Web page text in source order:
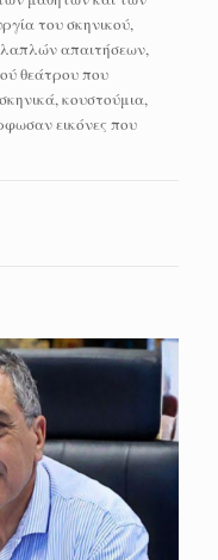
του σκηνικού,
απαιτήσεων,
θεάτρου που
κουστούμια,
εικόνες που